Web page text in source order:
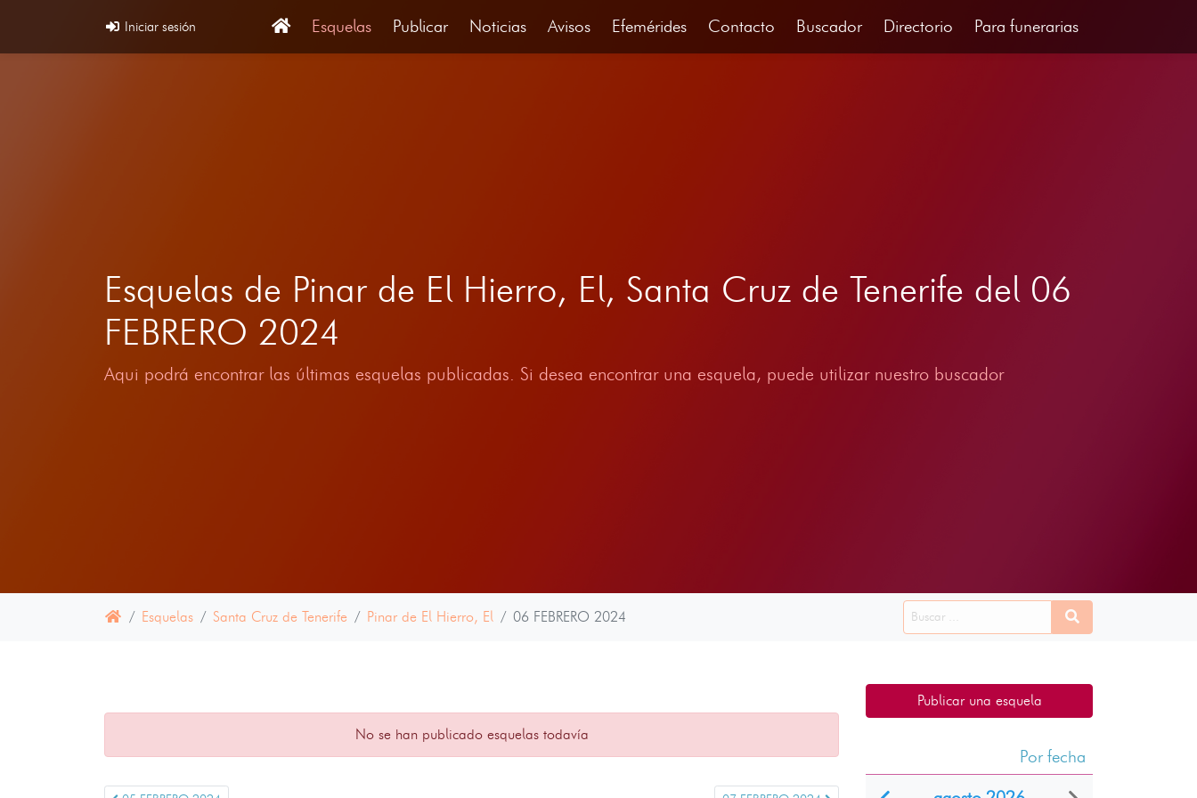
Iniciar sesión Esquelas Publicar Noticias Avisos Efemérides Contacto Buscador Directorio Para funerarias
Esquelas de Pinar de El Hierro, El, Santa Cruz de Tenerife del 06
FEBRERO 2024
Aqui podrá encontrar las últimas esquelas publicadas. Si desea encontrar una esquela, puede utilizar nuestro buscador
Esquelas Santa Cruz de Tenerife Pinar de El Hierro, El 06 FEBRERO 2024
No se han publicado esquelas todavía
Publicar una esquela
Por fecha